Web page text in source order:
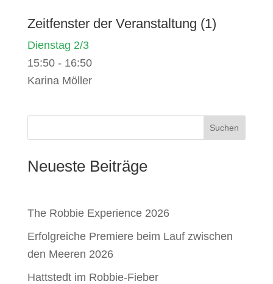
Zeitfenster der Veranstaltung (1)
Dienstag 2/3
15:50- 16:50
Karina Möller
Suchen
Neueste Beiträge
The Robbie Experience 2026
Erfolgreiche Premiere beim Lauf zwischen
den Meeren 2026
Hattstedt im Robbie-Fieber